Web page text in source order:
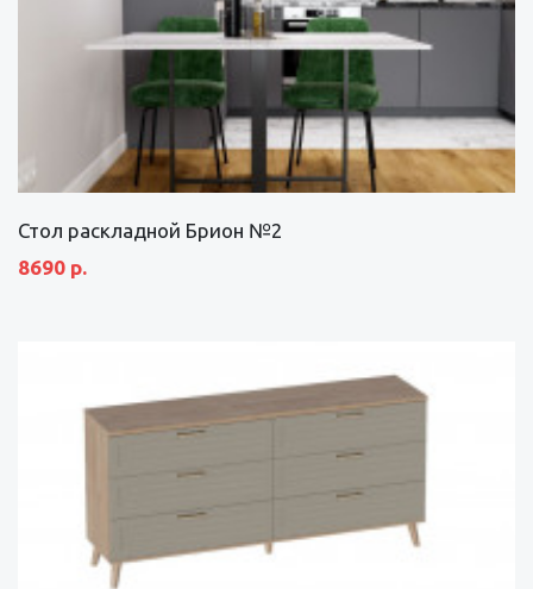
Стол раскладной Брион №2
8690 р.